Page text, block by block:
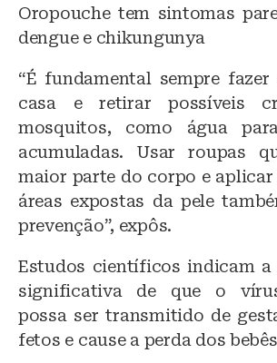
Oropouche tem sintomas
dengue e chikungunya
“É fundamental sempre
casa e retirar possíveis
mosquitos, como água
acumuladas. Usar roupas
maior parte do corpo e aplicar
áreas expostas da pele
prevenção”, expôs.
Estudos científicos indicam a
significativa de que o
possa ser transmitido de
fetos e cause a perda dos